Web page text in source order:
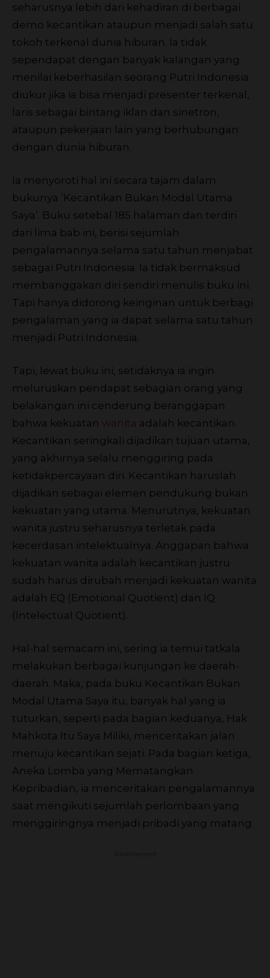
seharusnya lebih dari kehadiran di berbagai
demo kecantikan ataupun menjadi salah satu
tokoh terkenal dunia hiburan. Ia tidak
sependapat dengan banyak kalangan yang
menilai keberhasilan seorang Putri Indonesia
diukur jika ia bisa menjadi presenter terkenal,
laris sebagai bintang iklan dan sinetron,
ataupun pekerjaan lain yang berhubungan
dengan dunia hiburan.
Ia menyoroti hal ini secara tajam dalam
bukunya ‘Kecantikan Bukan Modal Utama
Saya’. Buku setebal 185 halaman dan terdiri
dari lima bab ini, berisi sejumlah
pengalamannya selama satu tahun menjabat
sebagai Putri Indonesia. Ia tidak bermaksud
membanggakan diri sendiri menulis buku ini.
Tapi hanya didorong keinginan untuk berbagi
pengalaman yang ia dapat selama satu tahun
menjadi Putri Indonesia.
Tapi, lewat buku ini, setidaknya ia ingin
meluruskan pendapat sebagian orang yang
belakangan ini cenderung beranggapan
bahwa kekuatan wanita adalah kecantikan.
Kecantikan seringkali dijadikan tujuan utama,
yang akhirnya selalu menggiring pada
ketidakpercayaan diri. Kecantikan haruslah
dijadikan sebagai elemen pendukung bukan
kekuatan yang utama. Menurutnya, kekuatan
wanita justru seharusnya terletak pada
kecerdasan intelektualnya. Anggapan bahwa
kekuatan wanita adalah kecantikan justru
sudah harus dirubah menjadi kekuatan wanita
adalah EQ (Emotional Quotient) dan IQ
(Intelectual Quotient).
Hal-hal semacam ini, sering ia temui tatkala
melakukan berbagai kunjungan ke daerah-
daerah. Maka, pada buku Kecantikan Bukan
Modal Utama Saya itu, banyak hal yang ia
tuturkan, seperti pada bagian keduanya, Hak
Mahkota Itu Saya Miliki, menceritakan jalan
menuju kecantikan sejati. Pada bagian ketiga,
Aneka Lomba yang Mematangkan
Kepribadian, ia menceritakan pengalamannya
saat mengikuti sejumlah perlombaan yang
menggiringnya menjadi pribadi yang matang.